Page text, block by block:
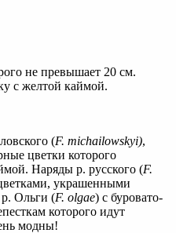
не превышает 20 см.
с желтой каймой.
(F. michailowskyi),
цветки которого
Наряды р. русского (F.
украшенными
Ольги (F. olgae) с буровато-
которого идут
модны!